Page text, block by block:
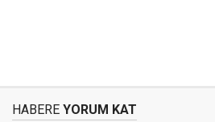
HABERE YORUM KAT